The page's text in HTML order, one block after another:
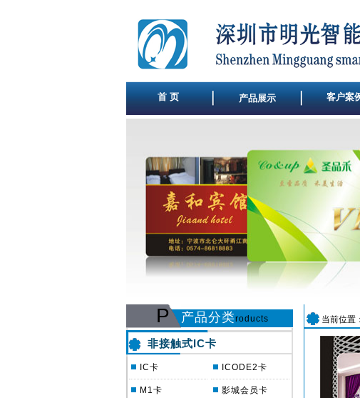
首 页 产品展示 客户案
P 产品分类roducts
非接触式IC卡
IC卡
M1卡
ICODE2卡
影城会员卡
当前位置：